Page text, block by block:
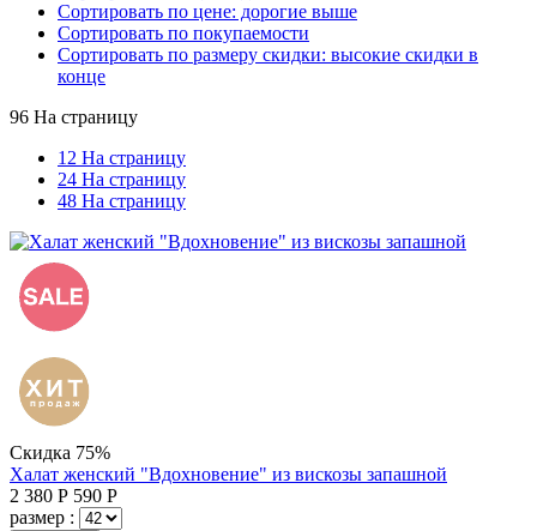
Сортировать по цене: дорогие выше
Сортировать по покупаемости
Сортировать по размеру скидки: высокие скидки в
конце
96 На страницу
12 На страницу
24 На страницу
48 На страницу
Скидка 75%
Халат женский "Вдохновение" из вискозы запашной
2 380 Р 590 Р
размер :